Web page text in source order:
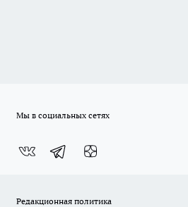
Мы в социальных сетях
Редакционная политика